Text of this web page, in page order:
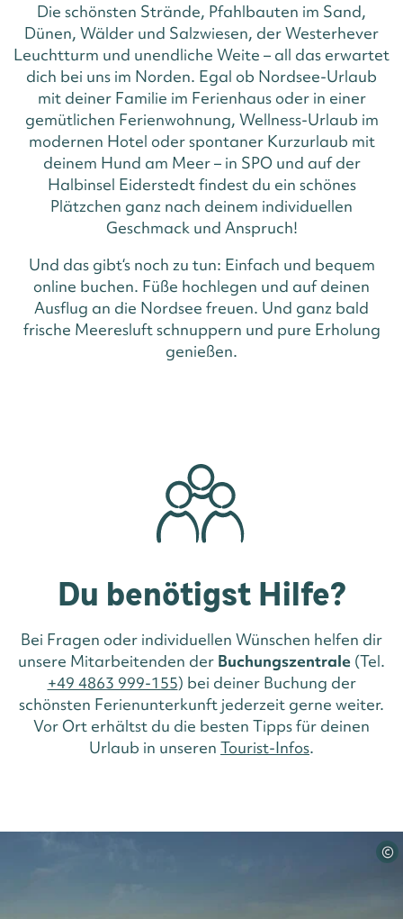
Die schönsten Strände, Pfahlbauten im Sand,
Dünen, Wälder und Salzwiesen, der Westerhever
Leuchtturm und unendliche Weite – all das erwartet
dich bei uns im Norden. Egal ob Nordsee-Urlaub
mit deiner Familie im Ferienhaus oder in einer
gemütlichen Ferienwohnung, Wellness-Urlaub im
modernen Hotel oder spontaner Kurzurlaub mit
deinem Hund am Meer – in SPO und auf der
Halbinsel Eiderstedt findest du ein schönes
Plätzchen ganz nach deinem individuellen
Geschmack und Anspruch!
Und das gibt‘s noch zu tun: Einfach und bequem
online buchen. Füße hochlegen und auf deinen
Ausflug an die Nordsee freuen. Und ganz bald
frische Meeresluft schnuppern und pure Erholung
genießen.
Du benötigst Hilfe?
Bei Fragen oder individuellen Wünschen helfen dir
unsere Mitarbeitenden der Buchungszentrale (Tel.
+49 4863 999-155) bei deiner Buchung der
schönsten Ferienunterkunft jederzeit gerne weiter.
Vor Ort erhältst du die besten Tipps für deinen
Urlaub in unseren Tourist-Infos.
©